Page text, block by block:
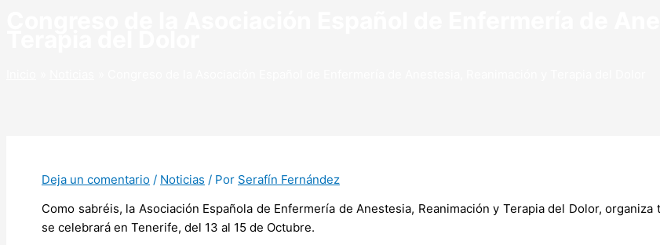
Deja un comentario / Noticias / Por Serafín Fernández
Como sabréis, la Asociación Española de Enfermería de Anestesia, Reanimación y Terapia del Dolor,
se celebrará en Tenerife, del 13 al 15 de Octubre.